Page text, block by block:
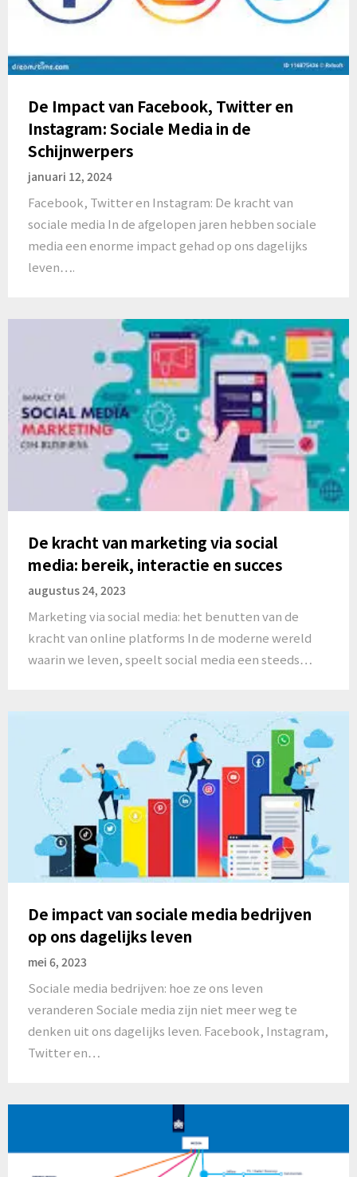
De Impact van Facebook, Twitter en
Instagram: Sociale Media in de
Schijnwerpers
januari 12, 2024
Facebook, Twitter en Instagram: De kracht van
sociale media In de afgelopen jaren hebben sociale
media een enorme impact gehad op ons dagelijks
leven….
De kracht van marketing via social
media: bereik, interactie en succes
augustus 24, 2023
Marketing via social media: het benutten van de
kracht van online platforms In de moderne wereld
waarin we leven, speelt social media een steeds…
De impact van sociale media bedrijven
op ons dagelijks leven
mei 6, 2023
Sociale media bedrijven: hoe ze ons leven
veranderen Sociale media zijn niet meer weg te
denken uit ons dagelijks leven. Facebook, Instagram,
Twitter en…